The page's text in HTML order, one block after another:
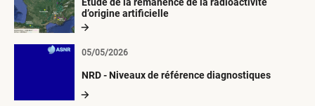
d’origine artificielle
NRD - Niveaux de référence diagnostiques
05/05/2026